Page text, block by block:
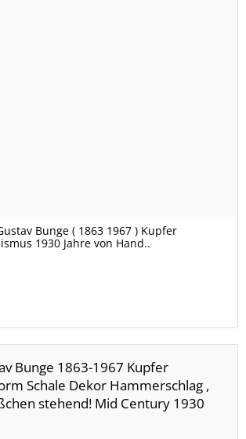
Bunge ( 1863 1967 ) Kupfer
1930 Jahre von Hand..